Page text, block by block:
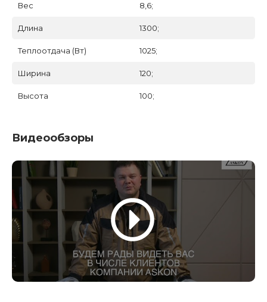
Вес 8,6;
Длина 1300;
Теплоотдача (Вт) 1025;
Ширина 120;
Высота 100;
Видеообзоры